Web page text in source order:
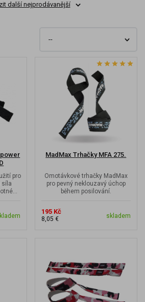
další nejprodávanější
power
pro
síla
MadMax Trhačky MFA 275.
Omotávkové trhačky MadMax
pro pevný neklouzavý úchop
během posilování.
195 Kč
8,05 € skladem